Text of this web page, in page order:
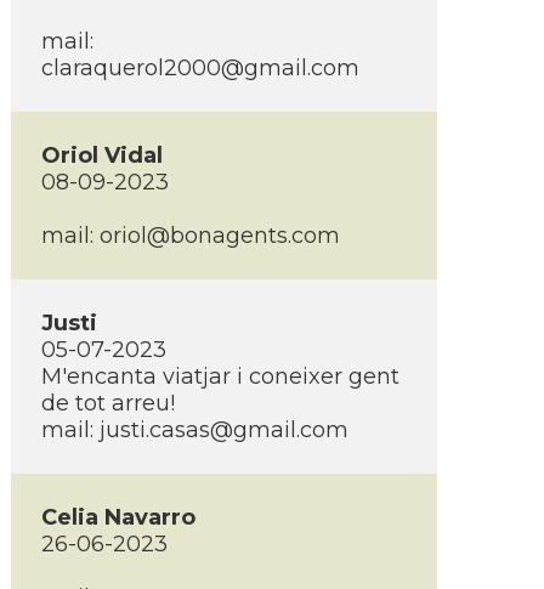
mail:
claraquerol2000@gmail.com
Oriol Vidal
08-09-2023
mail: oriol@bonagents.com
Justi
05-07-2023
M'encanta viatjar i coneixer gent
de tot arreu!
mail: justi.casas@gmail.com
Celia Navarro
26-06-2023